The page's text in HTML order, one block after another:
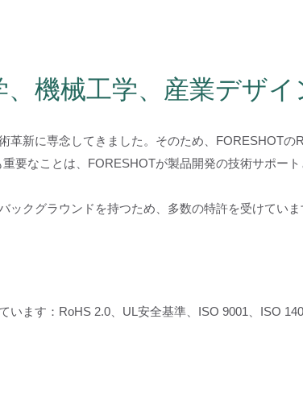
機械工学、産業デザ
革新に専念してきました。そのため、FORESHOT
要なことは、FORESHOTが製品開発の技術サポー
クグラウンドを持つため、多数の特許を受けていま
ます：RoHS 2.0、UL安全基準、ISO 9001、ISO